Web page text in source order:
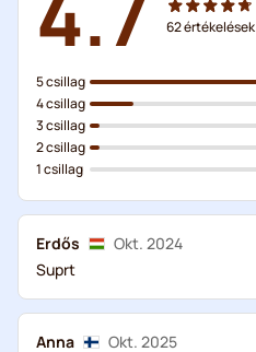
62értékelések
5 csillag
4 csillag
3 csillag
2 csillag
1 csillag
Erdős
Okt. 2024
Suprt
Anna
Okt. 2025